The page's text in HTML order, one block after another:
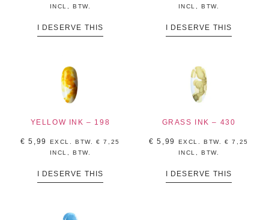
INCL, BTW.
I DESERVE THIS
INCL, BTW.
I DESERVE THIS
YELLOW INK – 198
€ 5,99 EXCL. BTW.€ 7,25
INCL, BTW.
I DESERVE THIS
GRASS INK – 430
€ 5,99 EXCL. BTW.€ 7,25
INCL, BTW.
I DESERVE THIS